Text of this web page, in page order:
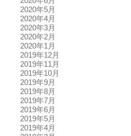
2020年5月
2020年4月
2020年3月
2020年2月
2020年1月
2019年12月
2019年11月
2019年10月
2019年9月
2019年8月
2019年7月
2019年6月
2019年5月
2019年4月